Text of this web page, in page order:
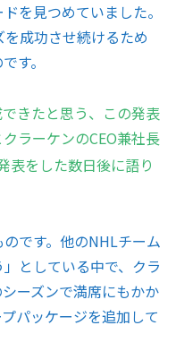
を見つめていました。
成功させ続けるため
す。
できたと思う、この発表
ラーケンのCEO兼社長
表をした数日後に語り
です。他のNHLチーム
としている中で、クラ
ーズンで満席にもかか
パッケージを追加して